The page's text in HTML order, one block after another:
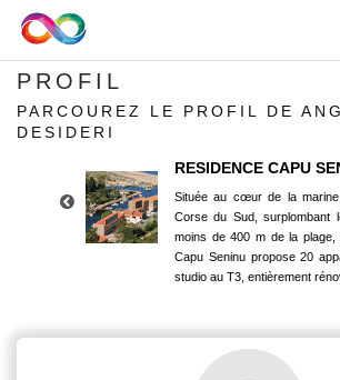
PROFIL
PARCOUREZ LE PROFIL DE
DESIDERI
RESIDENCE CAPU
Située au cœur de la
Corse du Sud, surplombant
moins de 400 m de la plage,
Capu Seninu propose 20
studio au T3, entièrement
Corse du Sud, surplombant
moins de 400 m de la plage,